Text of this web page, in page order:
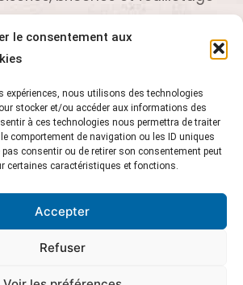
le consentement aux
expériences, nous utilisons des technologies
stocker et/ou accéder aux informations des
à ces technologies nous permettra de traiter
comportement de navigation ou les ID uniques
pas consentir ou de retirer son consentement peut
certaines caractéristiques et fonctions.
Accepter
Refuser
biscuitières et pâtissières
nous